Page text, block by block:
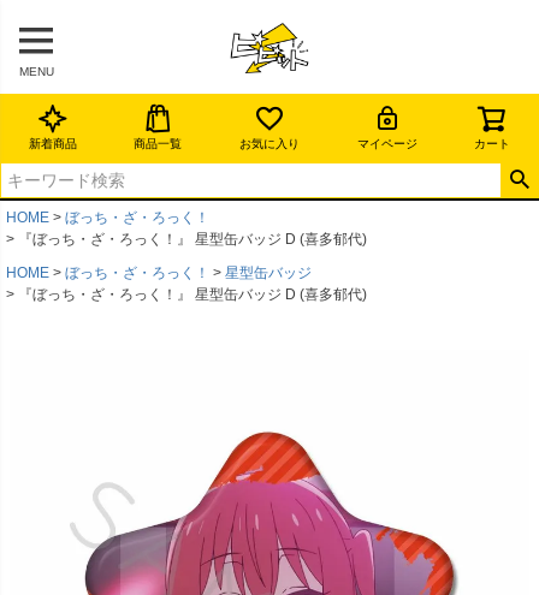
MENU
新着商品 商品一覧 お気に入り マイページ カート
HOME
ぼっち・ざ・ろっく！
『ぼっち・ざ・ろっく！』 星型缶バッジ D (喜多郁代)
HOME
ぼっち・ざ・ろっく！
星型缶バッジ
『ぼっち・ざ・ろっく！』 星型缶バッジ D (喜多郁代)